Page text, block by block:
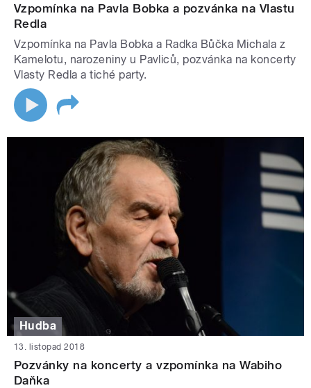
Vzpomínka na Pavla Bobka a pozvánka na Vlastu
Redla
Vzpomínka na Pavla Bobka a Radka Bůčka Michala z
Kamelotu, narozeniny u Pavliců, pozvánka na koncerty
Vlasty Redla a tiché party.
Hudba
13. listopad 2018
Pozvánky na koncerty a vzpomínka na Wabiho
Daňka